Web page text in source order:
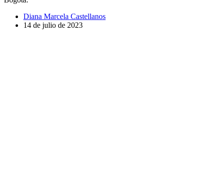
Diana Marcela Castellanos
14 de julio de 2023